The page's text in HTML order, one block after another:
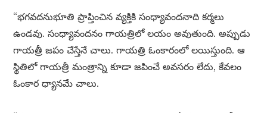
“భగవదనుభూతి ప్రాప్తించిన వ్యక్తికి సంధ్యావందనాది కర్మలు
ఉండవు. సంధ్యావందనం గాయత్రిలో లయం అవుతుంది. అప్పుడు
గాయత్రీ జపం చేస్తేనే చాలు. గాయత్రి ఓంకారంలో లయిస్తుంది. ఆ
స్థితిలో గాయత్రీ మంత్రాన్ని కూడా జపించే అవసరం లేదు, కేవలం
ఓంకార ధ్యానమే చాలు.